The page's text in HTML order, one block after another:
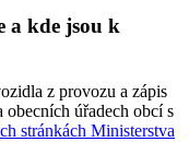
a kde jsou k
z provozu a zápis
úřadech obcí s
stránkách Ministerstva